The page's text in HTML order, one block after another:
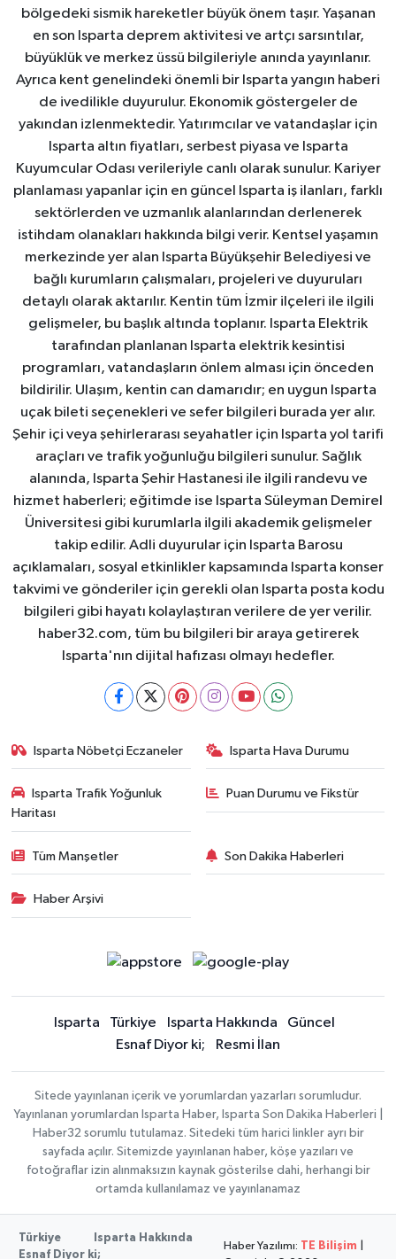
bölgedeki sismik hareketler büyük önem taşır. Yaşanan
en son Isparta deprem aktivitesi ve artçı sarsıntılar,
büyüklük ve merkez üssü bilgileriyle anında yayınlanır.
Ayrıca kent genelindeki önemli bir Isparta yangın haberi
de ivedilikle duyurulur. Ekonomik göstergeler de
yakından izlenmektedir. Yatırımcılar ve vatandaşlar için
Isparta altın fiyatları, serbest piyasa ve Isparta
Kuyumcular Odası verileriyle canlı olarak sunulur. Kariyer
planlaması yapanlar için en güncel Isparta iş ilanları, farklı
sektörlerden ve uzmanlık alanlarından derlenerek
istihdam olanakları hakkında bilgi verir. Kentsel yaşamın
merkezinde yer alan Isparta Büyükşehir Belediyesi ve
bağlı kurumların çalışmaları, projeleri ve duyuruları
detaylı olarak aktarılır. Kentin tüm İzmir ilçeleri ile ilgili
gelişmeler, bu başlık altında toplanır. Isparta Elektrik
tarafından planlanan Isparta elektrik kesintisi
programları, vatandaşların önlem alması için önceden
bildirilir. Ulaşım, kentin can damarıdır; en uygun Isparta
uçak bileti seçenekleri ve sefer bilgileri burada yer alır.
Şehir içi veya şehirlerarası seyahatler için Isparta yol tarifi
araçları ve trafik yoğunluğu bilgileri sunulur. Sağlık
alanında, Isparta Şehir Hastanesi ile ilgili randevu ve
hizmet haberleri; eğitimde ise Isparta Süleyman Demirel
Üniversitesi gibi kurumlarla ilgili akademik gelişmeler
takip edilir. Adli duyurular için Isparta Barosu
açıklamaları, sosyal etkinlikler kapsamında Isparta konser
takvimi ve gönderiler için gerekli olan Isparta posta kodu
bilgileri gibi hayatı kolaylaştıran verilere de yer verilir.
haber32.com, tüm bu bilgileri bir araya getirerek
Isparta'nın dijital hafızası olmayı hedefler.
Isparta Nöbetçi Eczaneler Isparta Hava Durumu
Isparta Trafik Yoğunluk
Haritası
Puan Durumu ve Fikstür
Tüm Manşetler Son Dakika Haberleri
Haber Arşivi
Isparta Türkiye Isparta Hakkında
Güncel
Esnaf Diyor ki;
Resmi İlan
Sitede yayınlanan içerik ve yorumlardan yazarları sorumludur.
Yayınlanan yorumlardan Isparta Haber, Isparta Son Dakika Haberleri |
Haber32 sorumlu tutulamaz. Sitedeki tüm harici linkler ayrı bir
sayfada açılır. Sitemizde yayınlanan haber, köşe yazıları ve
fotoğraflar izin alınmaksızın kaynak gösterilse dahi, herhangi bir
ortamda kullanılamaz ve yayınlanamaz
Türkiye
Isparta Hakkında
Esnaf Diyor ki;
Haber Yazılımı: TE Bilişim